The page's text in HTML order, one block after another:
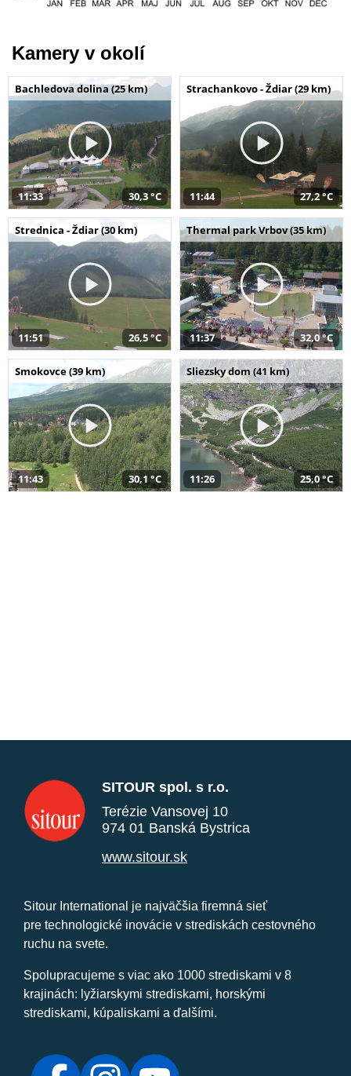
Kamery v okolí
Bachledova dolina (25 km)
11:33 30,3 °C
Strachankovo - Ždiar (29 km)
11:44 27,2 °C
Strednica - Ždiar (30 km)
11:51 26,5 °C
Thermal park Vrbov (35 km)
11:37 32,0 °C
Smokovce (39 km)
11:43 30,1 °C
Sliezsky dom (41 km)
11:26 25,0 °C
SITOUR spol. s r.o.
Terézie Vansovej 10
974 01 Banská Bystrica
www.sitour.sk
Sitour International je najväčšia firemná sieť
pre technologické inovácie v strediskách cestovného
ruchu na svete.
Spolupracujeme s viac ako 1000 strediskami v 8
krajinách: lyžiarskymi strediskami, horskými
strediskami, kúpaliskami a ďalšími.